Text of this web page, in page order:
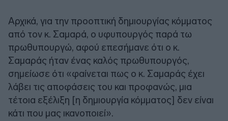
Αρχικά, για την προοπτική δημιουργίας κόμματος
από τον κ. Σαμαρά, ο υφυπουργός παρά τω
πρωθυπουργώ, αφού επεσήμανε ότι ο κ.
Σαμαράς ήταν ένας καλός πρωθυπουργός,
σημείωσε ότι «φαίνεται πως ο κ. Σαμαράς έχει
λάβει τις αποφάσεις του και προφανώς, μια
τέτοια εξέλιξη [η δημιουργία κόμματος] δεν είναι
κάτι που μας ικανοποιεί».